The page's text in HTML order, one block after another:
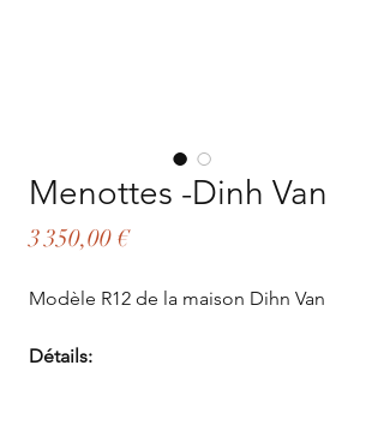
Menottes -Dinh Van
3 350,00 €Prix
Modèle R12 de la maison Dihn Van
Détails: